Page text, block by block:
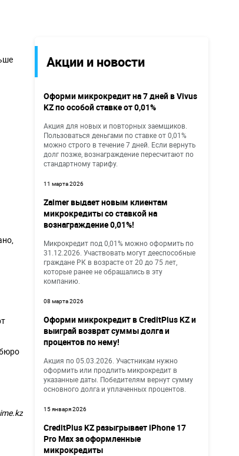
Акции и новости
Оформи микрокредит на 7 дней в Vivus
KZ по особой ставке от 0,01%
Акция для новых и повторных заемщиков.
Пользоваться деньгами по ставке от 0,01%
можно строго в течение 7 дней. Если вернуть
долг позже, вознаграждение пересчитают по
стандартному тарифу.
11 марта 2026
Zaimer выдает новым клиентам
микрокредиты со ставкой на
вознаграждение 0,01%!
Микрокредит под 0,01% можно оформить по
31.12.2026. Участвовать могут дееспособные
граждане РК в возрасте от 20 до 75 лет,
которые ранее не обращались в эту
компанию.
08 марта 2026
Оформи микрокредит в CreditPlus KZ и
выиграй возврат суммы долга и
процентов по нему!
Акция по 05.03.2026. Участникам нужно
оформить или продлить микрокредит в
указанные даты. Победителям вернут сумму
основного долга и уплаченных процентов.
15 января 2026
CreditPlus KZ разыгрывает iPhone 17
Pro Max за оформленные
микрокредиты